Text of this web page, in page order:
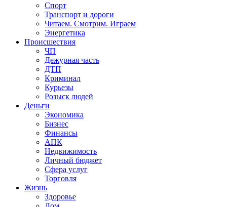
Спорт
Транспорт и дороги
Читаем. Смотрим. Играем
Энергетика
Происшествия
ЧП
Дежурная часть
ДТП
Криминал
Курьезы
Розыск людей
Деньги
Экономика
Бизнес
Финансы
АПК
Недвижимость
Личный бюджет
Сфера услуг
Торговля
Жизнь
Здоровье